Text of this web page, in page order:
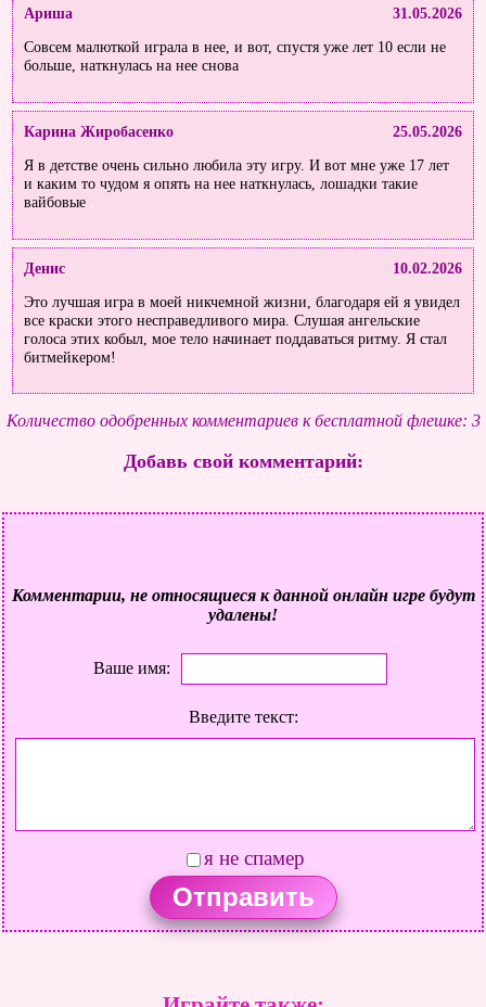
Ариша
31.05.2026
Совсем малюткой играла в нее, и вот, спустя уже лет 10 если не
больше, наткнулась на нее снова
Карина Жиробасенко
25.05.2026
Я в детстве очень сильно любила эту игру. И вот мне уже 17 лет
и каким то чудом я опять на нее наткнулась, лошадки такие
вайбовые
Денис
10.02.2026
Это лучшая игра в моей никчемной жизни, благодаря ей я увидел
все краски этого несправедливого мира. Слушая ангельские
голоса этих кобыл, мое тело начинает поддаваться ритму. Я стал
битмейкером!
Количество одобренных комментариев к бесплатной флешке: 3
Добавь свой комментарий:
Комментарии, не относящиеся к данной онлайн игре будут
удалены!
Ваше имя:
Введите текст:
я не спамер